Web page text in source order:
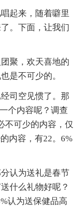
起来，随着噼里
。下面，让我们
聚，欢天喜地的
是不可少的。
司空见惯了。那
个内容呢？调查
不可少的内容，仅
内容，有22。6%
认为送礼是春节
什么礼物好呢？
认为送保健品高